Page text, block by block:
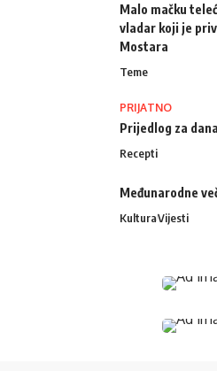
Malo mačku
vladar koji je
Mostara
Teme
PRIJATNO
Prijedlog za
Recepti
Međunarodne
KulturaVijesti